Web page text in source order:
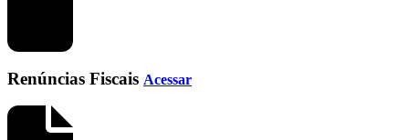
Renúncias Fiscais Acessar